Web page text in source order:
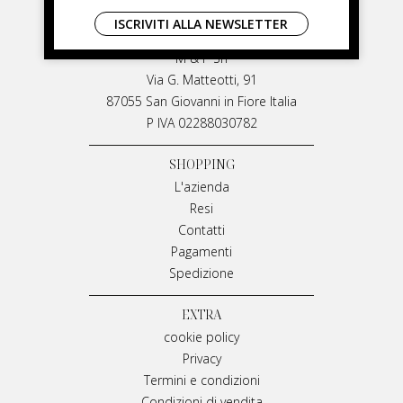
LIVIANA MIRARCHI
M & P Srl
Via G. Matteotti, 91
87055 San Giovanni in Fiore Italia
P IVA 02288030782
SHOPPING
L'azienda
Resi
Contatti
Pagamenti
Spedizione
EXTRA
cookie policy
Privacy
Termini e condizioni
ISCRIVITI ALLA NEWSLETTER